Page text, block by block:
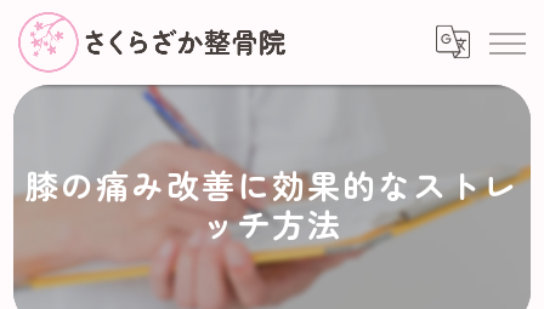
膝の痛み改善に効果的なストレ
ッチ方法